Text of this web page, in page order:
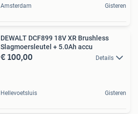
Amsterdam Gisteren
DEWALT DCF899 18V XR Brushless
Slagmoersleutel + 5.0Ah accu
€ 100,00 Details
Hellevoetsluis Gisteren